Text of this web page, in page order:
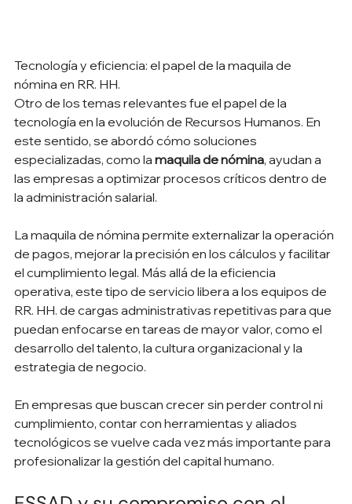
Tecnología y eficiencia: el papel de la maquila de
nómina en RR. HH.
Otro de los temas relevantes fue el papel de la
tecnología en la evolución de Recursos Humanos. En
este sentido, se abordó cómo soluciones
especializadas, como la maquila de nómina, ayudan a
las empresas a optimizar procesos críticos dentro de
la administración salarial.
La maquila de nómina permite externalizar la operación
de pagos, mejorar la precisión en los cálculos y facilitar
el cumplimiento legal. Más allá de la eficiencia
operativa, este tipo de servicio libera a los equipos de
RR. HH. de cargas administrativas repetitivas para que
puedan enfocarse en tareas de mayor valor, como el
desarrollo del talento, la cultura organizacional y la
estrategia de negocio.
En empresas que buscan crecer sin perder control ni
cumplimiento, contar con herramientas y aliados
tecnológicos se vuelve cada vez más importante para
profesionalizar la gestión del capital humano.